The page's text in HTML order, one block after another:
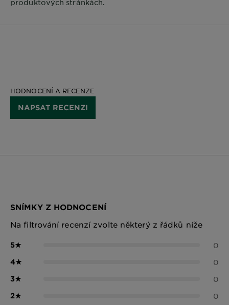
produktových stránkách.
HODNOCENÍ A RECENZE
NAPSAT RECENZI
SNÍMKY Z HODNOCENÍ
Na filtrování recenzí zvolte některý z řádků níže
5★ 0
4★ 0
3★ 0
2★ 0